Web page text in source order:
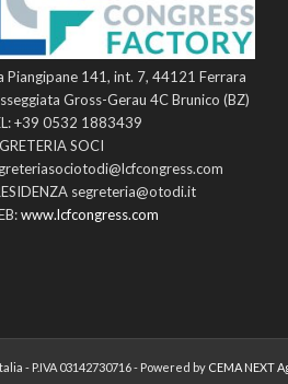
Piangipane 141, int. 7, 44121 Ferrara
Gross-Gerau 4C Brunico (BZ)
+39 0532 1883439
SOCI
segreteria@otodi.it
www.lcfcongress.com
- P.IVA 03142730716 - Powered by CEMA NEXT